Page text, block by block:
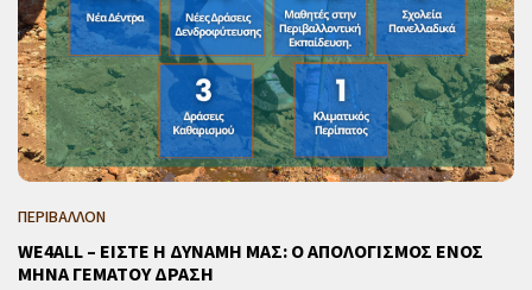
ΠΕΡΙΒΑΛΛΟΝ
WE4ALL – ΕΙΣΤΕ Η ΔΥΝΑΜΗ ΜΑΣ: Ο ΑΠΟΛΟΓΙΣΜΟΣ ΕΝΟΣ
ΜΗΝΑ ΓΕΜΑΤΟΥ ΔΡΑΣΗ